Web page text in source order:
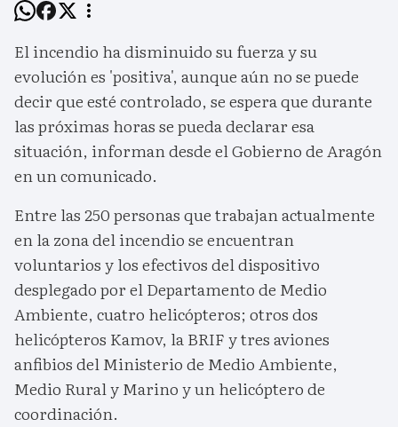
El incendio ha disminuido su fuerza y su
evolución es 'positiva', aunque aún no se puede
decir que esté controlado, se espera que durante
las próximas horas se pueda declarar esa
situación, informan desde el Gobierno de Aragón
en un comunicado.
Entre las 250 personas que trabajan actualmente
en la zona del incendio se encuentran
voluntarios y los efectivos del dispositivo
desplegado por el Departamento de Medio
Ambiente, cuatro helicópteros; otros dos
helicópteros Kamov, la BRIF y tres aviones
anfibios del Ministerio de Medio Ambiente,
Medio Rural y Marino y un helicóptero de
coordinación.